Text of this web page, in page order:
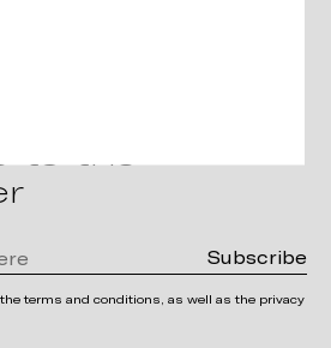
to the
the terms and conditions, as well as the privacy